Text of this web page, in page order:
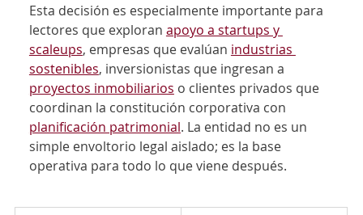
Esta decisión es especialmente importante para
lectores que exploran apoyo a startups y
scaleups, empresas que evalúan industrias
sostenibles, inversionistas que ingresan a
proyectos inmobiliarios o clientes privados que
coordinan la constitución corporativa con
planificación patrimonial. La entidad no es un
simple envoltorio legal aislado; es la base
operativa para todo lo que viene después.